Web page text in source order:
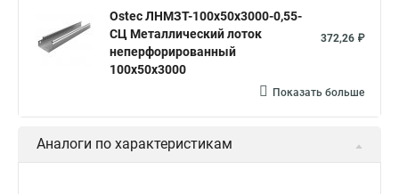
Ostec ЛНМЗТ-100х50х3000-0,55-
СЦ Металлический лоток
неперфорированный
100х50х3000
372,26 ₽
Показать больше
Аналоги по характеристикам